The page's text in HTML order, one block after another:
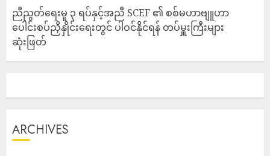
ညီညွတ်ရေးမူ ၃ ရပ်နှင့်အညီ SCEF ၏ စစ်မဟာဗျူဟာ
ပေါင်းစပ်ညှိနှိုင်းရေးတွင် ပါဝင်နိုင်ရန် တပ်မှူးကြီးများ
ဆုံးဖြတ်
ARCHIVES